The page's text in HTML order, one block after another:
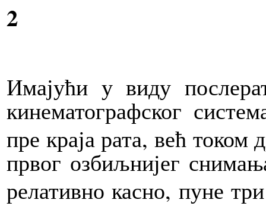
2
Имајући у виду
кинематографског
пре краја рата, већ током
првог озбиљнијег
релативно касно, пуне